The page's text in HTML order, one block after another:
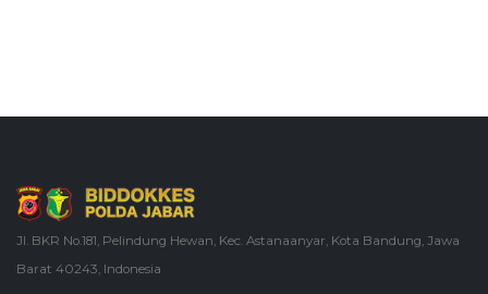
Jl. BKR No.181, Pelindung Hewan, Kec. Astanaanyar, Kota Bandung, Jawa
Barat 40243, Indonesia